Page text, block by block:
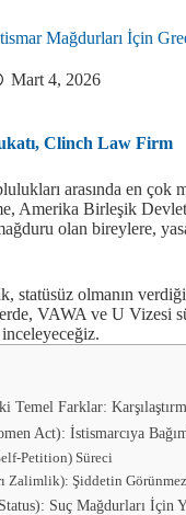
Mağdurları İçin
Mart 4, 2026
Clinch Law Firm
arasında en çok
Amerika Birleşik
olan bireylere,
statüsüz olmanın
VAWA ve U Vizesi
inceleyeceğiz.
Temel Farklar:
Act): İstismarcıya
Petition) Süreci
Zalimlik): Şiddetin
Suç Mağdurları İçin